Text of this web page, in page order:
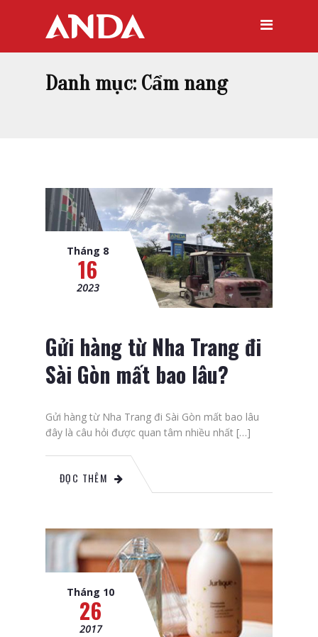
Danh mục: Cẩm nang
Tháng 8
16
2023
Gửi hàng từ Nha Trang đi
Sài Gòn mất bao lâu?
Gửi hàng từ Nha Trang đi Sài Gòn mất bao lâu
đây là câu hỏi được quan tâm nhiều nhất […]
ĐỌC THÊM
Tháng 10
26
2017